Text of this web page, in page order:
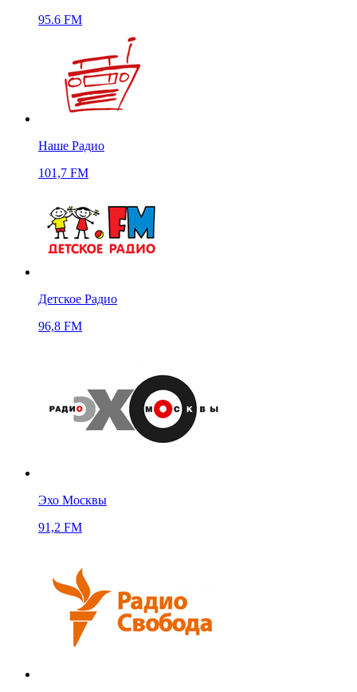
95.6 FM
Наше Радио
101,7 FM
Детское Радио
96,8 FM
Эхо Москвы
91,2 FM